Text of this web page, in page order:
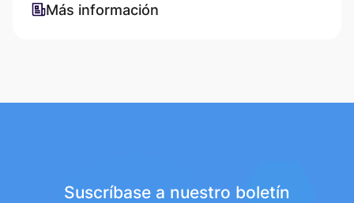
Más información
Suscríbase a nuestro boletín